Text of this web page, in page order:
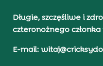
Długie, szczęśliwe i
czteronożnego
E-mail: